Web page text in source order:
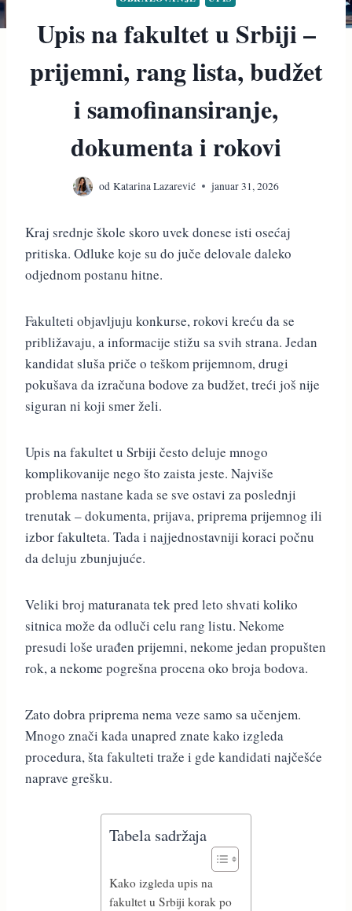
Upis na fakultet u Srbiji –
prijemni, rang lista, budžet
i samofinansiranje,
dokumenta i rokovi
od Katarina Lazarević januar 31, 2026
Kraj srednje škole skoro uvek donese isti osećaj
pritiska. Odluke koje su do juče delovale daleko
odjednom postanu hitne.
Fakulteti objavljuju konkurse, rokovi kreću da se
približavaju, a informacije stižu sa svih strana. Jedan
kandidat sluša priče o teškom prijemnom, drugi
pokušava da izračuna bodove za budžet, treći još nije
siguran ni koji smer želi.
Upis na fakultet u Srbiji često deluje mnogo
komplikovanije nego što zaista jeste. Najviše
problema nastane kada se sve ostavi za poslednji
trenutak – dokumenta, prijava, priprema prijemnog ili
izbor fakulteta. Tada i najjednostavniji koraci počnu
da deluju zbunjujuće.
Veliki broj maturanata tek pred leto shvati koliko
sitnica može da odluči celu rang listu. Nekome
presudi loše urađen prijemni, nekome jedan propušten
rok, a nekome pogrešna procena oko broja bodova.
Zato dobra priprema nema veze samo sa učenjem.
Mnogo znači kada unapred znate kako izgleda
procedura, šta fakulteti traže i gde kandidati najčešće
naprave grešku.
Tabela sadržaja
Kako izgleda upis na
fakultet u Srbiji korak po